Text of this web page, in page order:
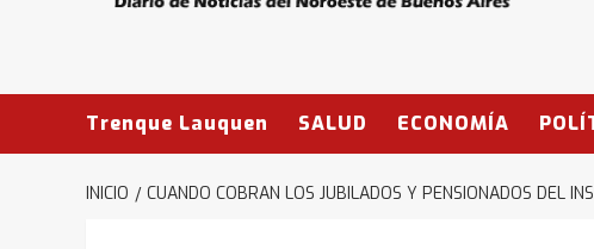
Trenque Lauquen SALUD ECONOMÍA
INICIO CUANDO COBRAN LOS JUBILADOS Y PENSIONADOS DEL